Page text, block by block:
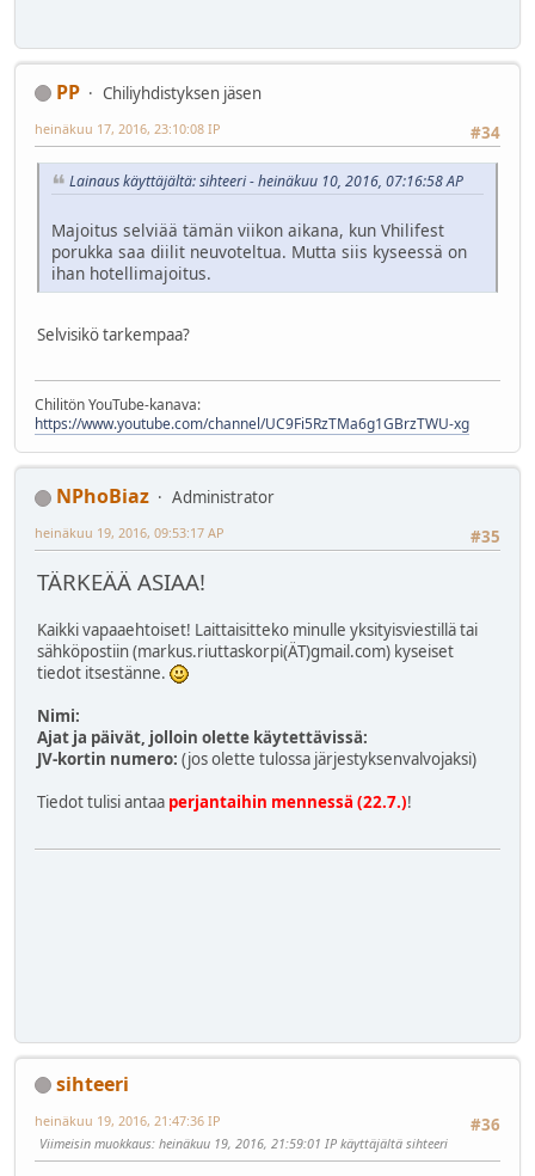
PP
Chiliyhdistyksen jäsen
#34
heinäkuu 17, 2016, 23:10:08 IP
Lainaus käyttäjältä: sihteeri - heinäkuu 10, 2016, 07:16:58 AP
Majoitus selviää tämän viikon aikana, kun Vhilifest
porukka saa diilit neuvoteltua. Mutta siis kyseessä on
ihan hotellimajoitus.
Selvisikö tarkempaa?
Chilitön YouTube-kanava:
https://www.youtube.com/channel/UC9Fi5RzTMa6g1GBrzTWU-xg
NPhoBiaz
Administrator
#35
heinäkuu 19, 2016, 09:53:17 AP
TÄRKEÄÄ ASIAA!
Kaikki vapaaehtoiset! Laittaisitteko minulle yksityisviestillä tai
sähköpostiin (markus.riuttaskorpi(ÄT)gmail.com) kyseiset
tiedot itsestänne.
Nimi:
Ajat ja päivät, jolloin olette käytettävissä:
JV-kortin numero: (jos olette tulossa järjestyksenvalvojaksi)
Tiedot tulisi antaa perjantaihin mennessä (22.7.)!
sihteeri
#36
heinäkuu 19, 2016, 21:47:36 IP
Viimeisin muokkaus: heinäkuu 19, 2016, 21:59:01 IP käyttäjältä sihteeri